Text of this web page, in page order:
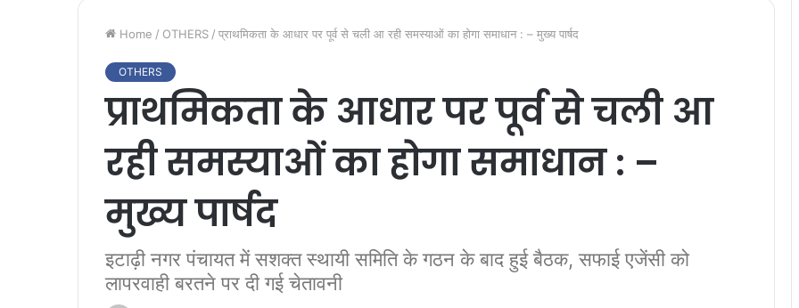
Home / OTHERS / प्राथमिकता के आधार पर पूर्व से चली आ रही समस्याओं का होगा समाधान : – मुख्य पार्षद
OTHERS
प्राथमिकता के आधार पर पूर्व से चली आ
रही समस्याओं का होगा समाधान : –
मुख्य पार्षद
इटाढ़ी नगर पंचायत में सशक्त स्थायी समिति के गठन के बाद हुई बैठक, सफाई एजेंसी को
लापरवाही बरतने पर दी गई चेतावनी